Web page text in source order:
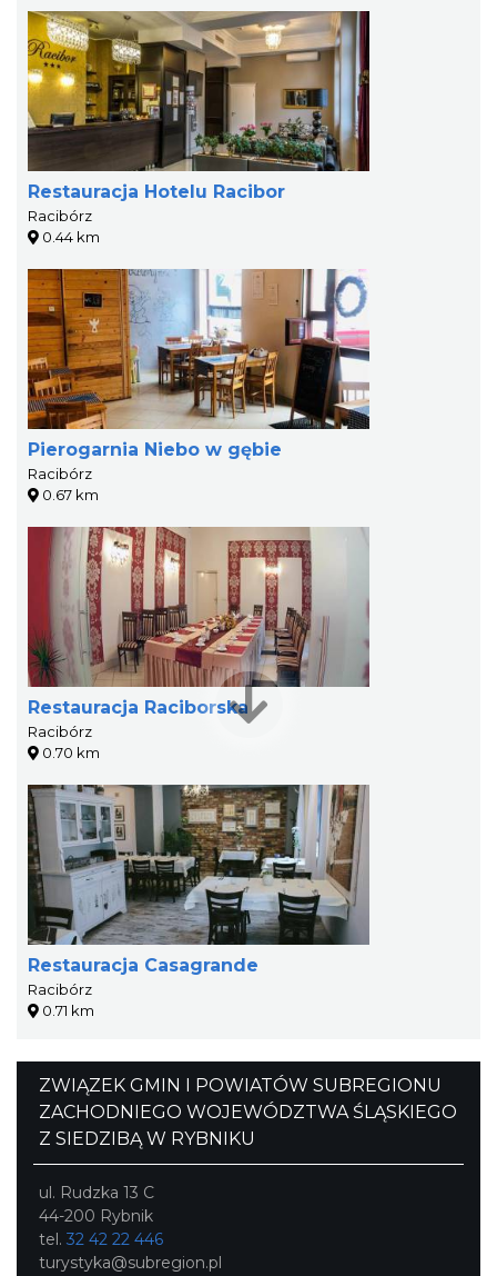
Restauracja Hotelu Racibor
Racibórz
0.44 km
Pierogarnia Niebo w gębie
Racibórz
0.67 km
Restauracja Raciborska
Racibórz
0.70 km
Restauracja Casagrande
Racibórz
0.71 km
ZWIĄZEK GMIN I POWIATÓW SUBREGIONU
ZACHODNIEGO WOJEWÓDZTWA ŚLĄSKIEGO
Z SIEDZIBĄ W RYBNIKU
ul. Rudzka 13 C
44-200 Rybnik
tel. 32 42 22 446
turystyka@subregion.pl